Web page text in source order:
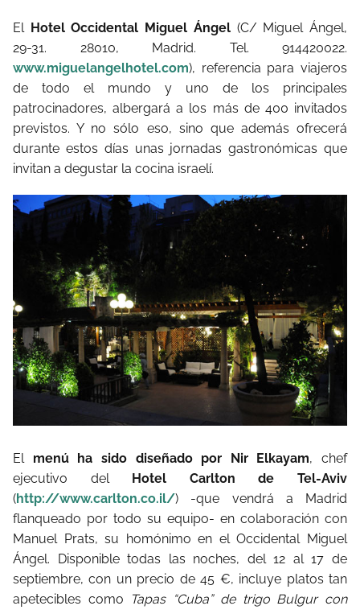
El Hotel Occidental Miguel Ángel (C/ Miguel Ángel,
29-31. 28010, Madrid. Tel. 914420022.
www.miguelangelhotel.com), referencia para viajeros
de todo el mundo y uno de los principales
patrocinadores, albergará a los más de 400 invitados
previstos. Y no sólo eso, sino que además ofrecerá
durante estos días unas jornadas gastronómicas que
invitan a degustar la cocina israelí.
El menú ha sido diseñado por Nir Elkayam, chef
ejecutivo del Hotel Carlton de Tel-Aviv
(http://www.carlton.co.il/) -que vendrá a Madrid
flanqueado por todo su equipo- en colaboración con
Manuel Prats, su homónimo en el Occidental Miguel
Ángel. Disponible todas las noches, del 12 al 17 de
septiembre, con un precio de 45 €, incluye platos tan
apetecibles como
Tapas “Cuba” de trigo Bulgur con